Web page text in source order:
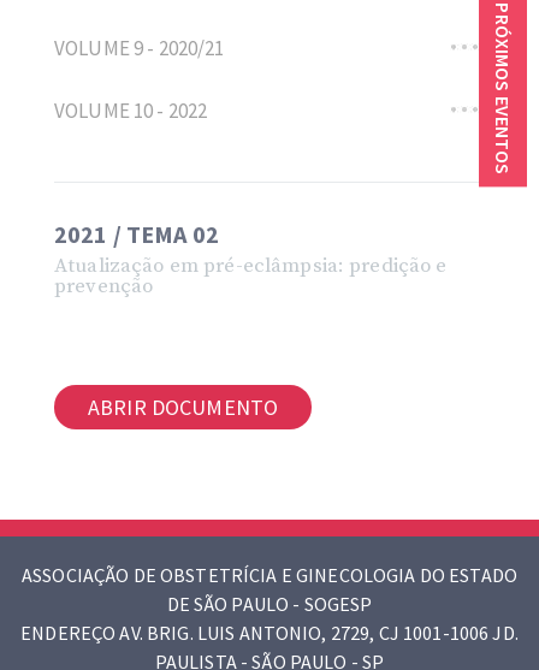
VOLUME 9 - 2020/21
VOLUME 10 - 2022
2021 / TEMA 02
Atualização em pré-eclâmpsia: predição e
prevenção
ABRIR DOCUMENTO
ASSOCIAÇÃO DE OBSTETRÍCIA E GINECOLOGIA DO ESTADO
DE SÃO PAULO - SOGESP
ENDEREÇO AV. BRIG. LUIS ANTONIO, 2729, CJ 1001-1006 JD.
PAULISTA - SÃO PAULO - SP
PRÓXIMOS EVENTOS